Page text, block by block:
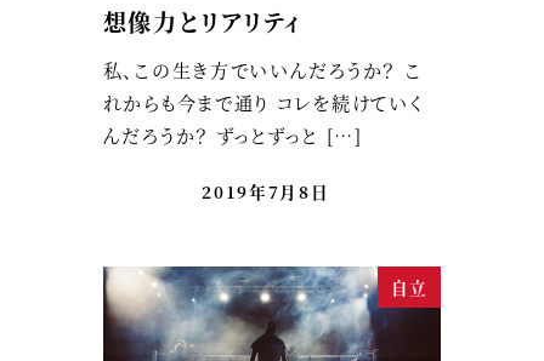
想像力とリアリティ
私、この生き方でいいんだろうか？ こ
れからも今まで通り コレを続けていく
んだろうか？ ずっとずっと […]
2019年7月8日
自立